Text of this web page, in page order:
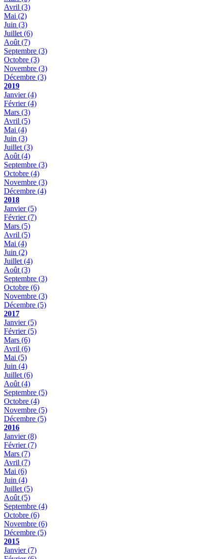
Avril (3)
Mai (2)
Juin (3)
Juillet (6)
Août (7)
Septembre (3)
Octobre (3)
Novembre (3)
Décembre (3)
2019
Janvier(4)
Février(4)
Mars (3)
Avril (5)
Mai (4)
Juin (3)
Juillet (3)
Août (4)
Septembre (3)
Octobre (4)
Novembre (3)
Décembre (4)
2018
Janvier(5)
Février(7)
Mars (5)
Avril (5)
Mai (4)
Juin (2)
Juillet (4)
Août (3)
Septembre (3)
Octobre (6)
Novembre (3)
Décembre (5)
2017
Janvier(5)
Février(5)
Mars (6)
Avril (6)
Mai (5)
Juin (4)
Juillet (6)
Août (4)
Septembre (5)
Octobre (4)
Novembre (5)
Décembre (5)
2016
Janvier(8)
Février(7)
Mars (7)
Avril (7)
Mai (6)
Juin (4)
Juillet (5)
Août (5)
Septembre (4)
Octobre (6)
Novembre (6)
Décembre (5)
2015
Janvier(7)